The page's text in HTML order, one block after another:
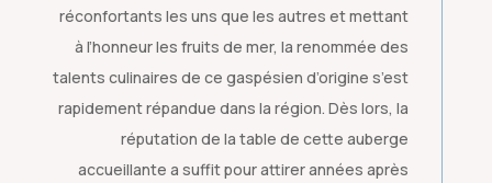
réconfortants les uns que les autres et mettant
à l’honneur les fruits de mer, la renommée des
talents culinaires de ce gaspésien d’origine s’est
rapidement répandue dans la région. Dès lors, la
réputation de la table de cette auberge
accueillante a suffit pour attirer années après